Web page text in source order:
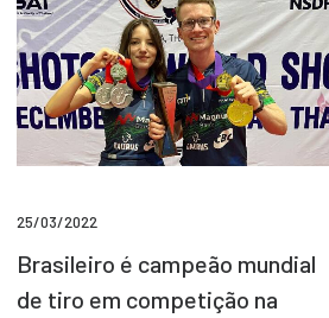
25/03/2022
Brasileiro é campeão mundial
de tiro em competição na